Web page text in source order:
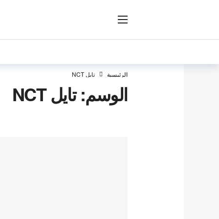
الرئيسية تايل NCT
الوسم:تايل NCT